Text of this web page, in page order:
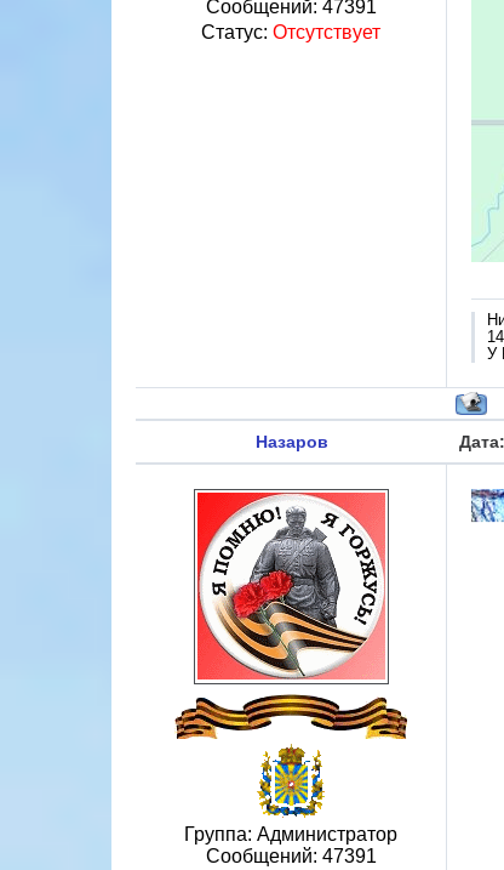
Сообщений: 47391
Статус: Отсутствует
У
Назаров
Группа: Администратор
Сообщений: 47391